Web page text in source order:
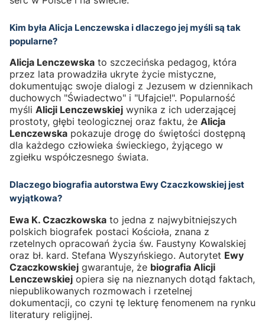
Kim była Alicja Lenczewska i dlaczego jej myśli są tak
popularne?
Alicja Lenczewska to szczecińska pedagog, która
przez lata prowadziła ukryte życie mistyczne,
dokumentując swoje dialogi z Jezusem w dziennikach
duchowych "Świadectwo" i "Ufajcie!". Popularność
myśli Alicji Lenczewskiej wynika z ich uderzającej
prostoty, głębi teologicznej oraz faktu, że Alicja
Lenczewska pokazuje drogę do świętości dostępną
dla każdego człowieka świeckiego, żyjącego w
zgiełku współczesnego świata.
Dlaczego biografia autorstwa Ewy Czaczkowskiej jest
wyjątkowa?
Ewa K. Czaczkowska to jedna z najwybitniejszych
polskich biografek postaci Kościoła, znana z
rzetelnych opracowań życia św. Faustyny Kowalskiej
oraz bł. kard. Stefana Wyszyńskiego. Autorytet Ewy
Czaczkowskiej gwarantuje, że biografia Alicji
Lenczewskiej opiera się na nieznanych dotąd faktach,
niepublikowanych rozmowach i rzetelnej
dokumentacji, co czyni tę lekturę fenomenem na rynku
literatury religijnej.